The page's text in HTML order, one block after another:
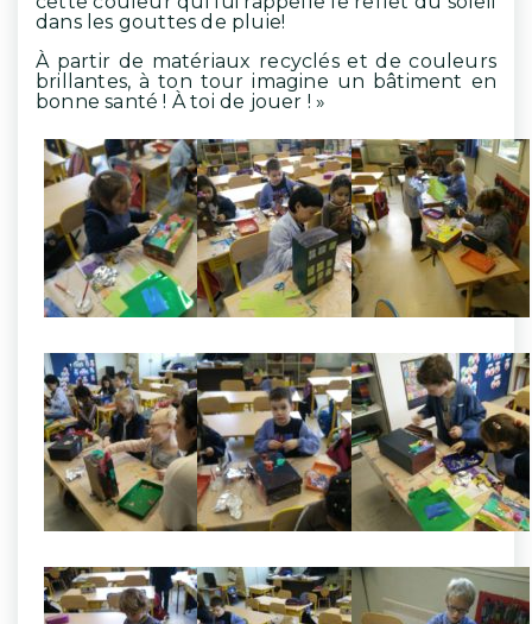
dans les gouttes de pluie!
À partir de matériaux recyclés et de couleurs
brillantes, à ton tour imagine un bâtiment en
bonne santé ! À toi de jouer ! »